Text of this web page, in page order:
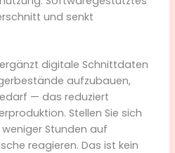
und senkt
digitale Schnittdaten
aufzubauen,
— das reduziert
Stellen Sie sich
Stunden auf
reagieren. Das ist kein